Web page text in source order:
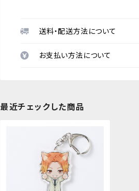
送料・配送方法について
お支払い方法について
最近チェックした商品